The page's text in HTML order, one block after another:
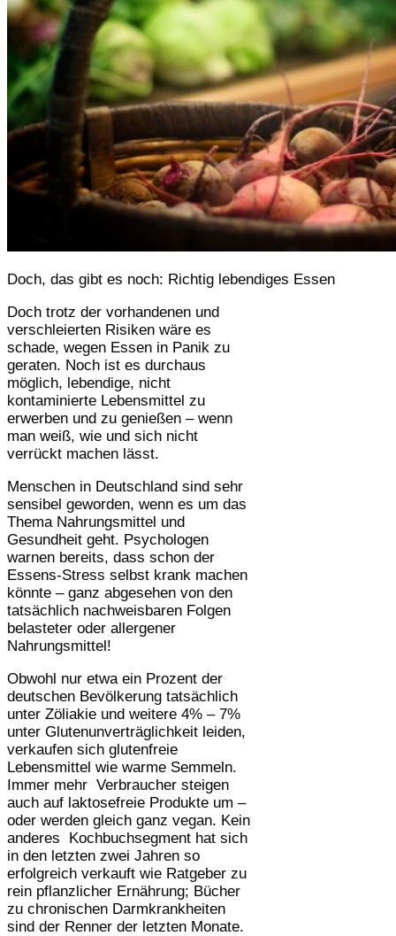
Doch, das gibt es noch: Richtig lebendiges Essen
Doch trotz der vorhandenen und
verschleierten Risiken wäre es
schade, wegen Essen in Panik zu
geraten. Noch ist es durchaus
möglich, lebendige, nicht
kontaminierte Lebensmittel zu
erwerben und zu genießen – wenn
man weiß, wie und sich nicht
verrückt machen lässt.
Menschen in Deutschland sind sehr
sensibel geworden, wenn es um das
Thema Nahrungsmittel und
Gesundheit geht. Psychologen
warnen bereits, dass schon der
Essens-Stress selbst krank machen
könnte – ganz abgesehen von den
tatsächlich nachweisbaren Folgen
belasteter oder allergener
Nahrungsmittel!
Obwohl nur etwa ein Prozent der
deutschen Bevölkerung tatsächlich
unter Zöliakie und weitere 4% – 7%
unter Glutenunverträglichkeit leiden,
verkaufen sich glutenfreie
Lebensmittel wie warme Semmeln.
Immer mehr Verbraucher steigen
auch auf laktosefreie Produkte um –
oder werden gleich ganz vegan. Kein
anderes Kochbuchsegment hat sich
in den letzten zwei Jahren so
erfolgreich verkauft wie Ratgeber zu
rein pflanzlicher Ernährung; Bücher
zu chronischen Darmkrankheiten
sind der Renner der letzten Monate.